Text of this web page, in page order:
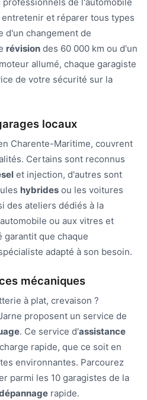
professionnels de l'automobile
et réparer tous types
d'un changement de
révision des 60 000 km ou d'un
allumé, chaque garagiste
de votre sécurité sur la
locaux
Charente-Maritime, couvrent
Certains sont reconnus
et injection, d'autres sont
hybrides ou les voitures
des ateliers dédiés à la
automobile ou aux vitres et
que chaque
adapté à son besoin.
mécaniques
à plat, crevaison ?
proposent un service de
. Ce service d'assistance
rapide, que ce soit en
environnantes. Parcourez
parmi les 10 garagistes de la
rapide.